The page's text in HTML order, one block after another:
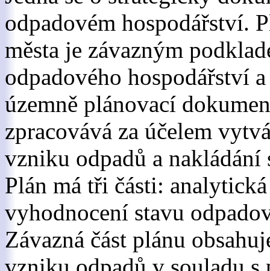
odpadovém hospodářství.
města je závazným
odpadového hospodářství
územně plánovací
zpracovává za účelem
vzniku odpadů a nakládání
Plán má tři části:
vyhodnocení stavu
Závazná část plánu